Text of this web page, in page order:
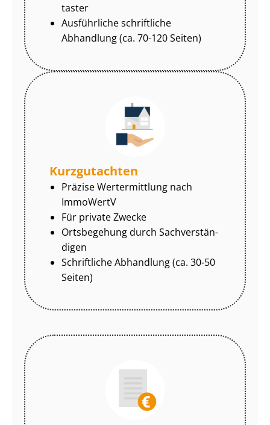
tas­ter
Ausführliche schriftliche
Abhandlung (ca. 70-120 Seiten)
Kurzgutachten
Präzise Wertermittlung nach
ImmoWertV
Für private Zwecke
Ortsbegehung durch Sach­ver­stän­
di­gen
Schriftliche Abhandlung (ca. 30-50
Seiten)